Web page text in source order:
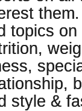
topics
style &